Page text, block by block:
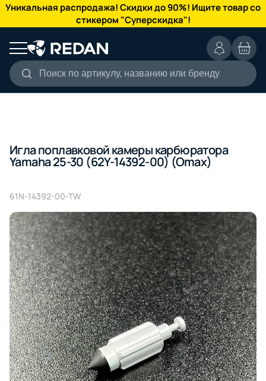
Уникальная распродажа! Скидки до 90%! Ищите товар со
стикером "Суперскидка"!
Поиск по артикулу, названию или бренду
КАТАЛОГ
Игла поплавковой камеры карбюратора
Yamaha 25-30 (62Y-14392-00) (Omax)
61N-14392-00-TW